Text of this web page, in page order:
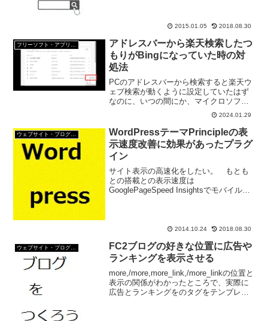
2015.01.05 2018.08.30
フリーソフト・アプリ・Webサービス
アドレスバーから楽天検索したつ
もりがBingになっていた時の対
処法
PCのアドレスバーから検索すると楽天ウ
ェブ検索が動くように設定していたはず
なのに、いつの間にか、マイクロソフト
Bingの検索になっていた。どういうこ
と？元の楽天ウェブ検索に直すにはどう
する？アドレスバーの検索エンジンの確
認と再設定をしよう。
2024.01.29
WordPressテーマPrincipleの表
示速度改善に効果があったプラグ
イン
サイト表示の高速化をしたい。 もとも
との搭載との表示速度は
GooglePageSpeed Insightsでモバイルサ
2014.10.24 2018.08.30
ウェブサイト・ブログ作成
FC2ブログの好きな位置に広告や
ランキングを表示させる
more,/more,more_link,/more_linkの位置と
表示の関係がわかったところで、実際に
広告とランキングをのタグをテンプレー